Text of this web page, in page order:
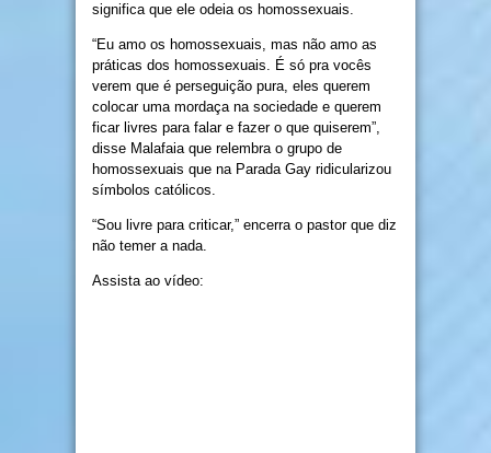
significa que ele odeia os homossexuais.
“Eu amo os homossexuais, mas não amo as
práticas dos homossexuais. É só pra vocês
verem que é perseguição pura, eles querem
colocar uma mordaça na sociedade e querem
ficar livres para falar e fazer o que quiserem”,
disse Malafaia que relembra o grupo de
homossexuais que na Parada Gay ridicularizou
símbolos católicos.
“Sou livre para criticar,” encerra o pastor que diz
não temer a nada.
Assista ao vídeo: